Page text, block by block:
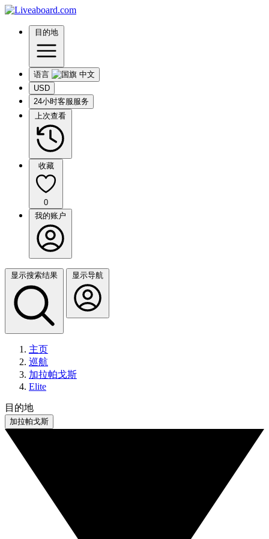
目的地
语言
USD
24小时客服服务
上次查看
收藏
0
我的账户
显示搜索结果 显示导航
主页
巡航
加拉帕戈斯
Elite
目的地
加拉帕戈斯